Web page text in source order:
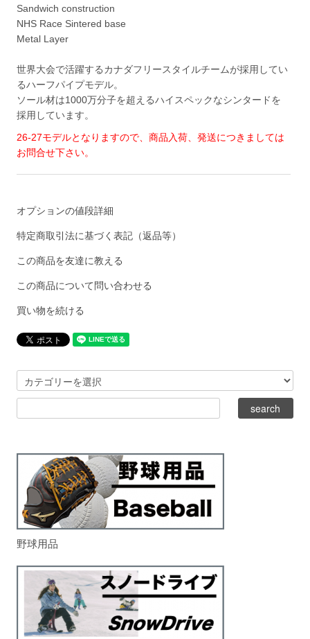
Sandwich construction
NHS Race Sintered base
Metal Layer
世界大会で活躍するカナダフリースタイルチームが採用してい
るハーフパイプモデル。
ソール材は1000万分子を超えるハイスペックなシンタードを
採用しています。
26-27モデルとなりますので、商品入荷、発送につきましては
お問合せ下さい。
オプションの値段詳細
特定商取引法に基づく表記（返品等）
この商品を友達に教える
この商品について問い合わせる
買い物を続ける
野球用品